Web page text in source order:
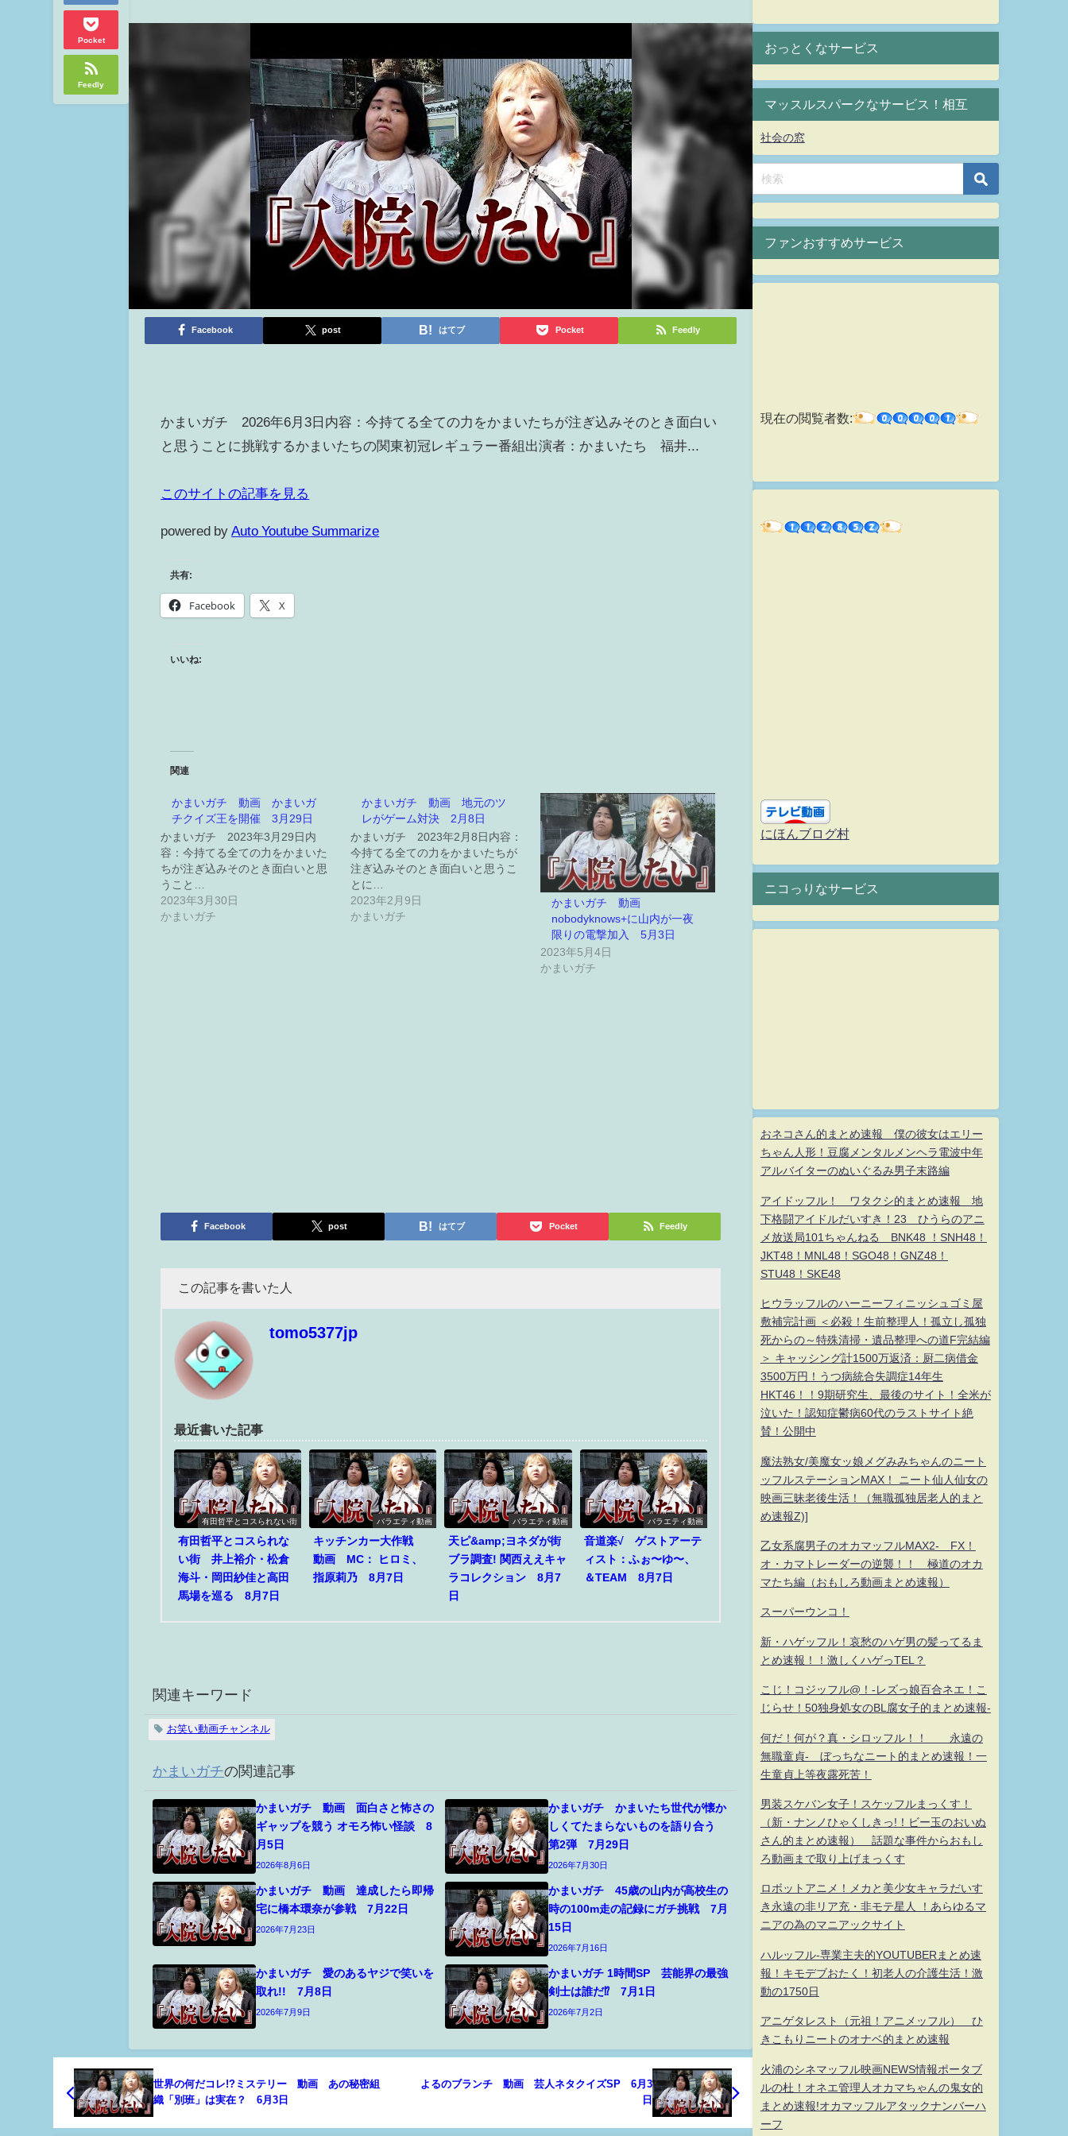
Pocket
Feedly
Facebook post はてブ Pocket Feedly
かまいガチ 2026年6月3日内容：今持てる全ての力をかまいたちが注ぎ込みそのとき面白い
と思うことに挑戦するかまいたちの関東初冠レギュラー番組出演者：かまいたち 福井...
このサイトの記事を見る
powered by Auto Youtube Summarize
共有:
Facebook X
いいね:
関連
かまいガチ 動画 かまいガ
チクイズ王を開催 3月29日
かまいガチ 2023年3月29日内
容：今持てる全ての力をかまいた
ちが注ぎ込みそのとき面白いと思
うこと…
2023年3月30日
かまいガチ
かまいガチ 動画 地元のツ
レがゲーム対決 2月8日
かまいガチ 2023年2月8日内容：
今持てる全ての力をかまいたちが
注ぎ込みそのとき面白いと思うこ
とに…
2023年2月9日
かまいガチ
かまいガチ 動画
nobodyknows+に山内が一夜
限りの電撃加入 5月3日
2023年5月4日
かまいガチ
Facebook post はてブ Pocket Feedly
この記事を書いた人
tomo5377jp
最近書いた記事
有田哲平とコスられない街
有田哲平とコスられな
い街 井上裕介・松倉
海斗・岡田紗佳と高田
馬場を巡る 8月7日
バラエティ動画
キッチンカー大作戦
動画 MC： ヒロミ、
指原莉乃 8月7日
バラエティ動画
天ピ&amp;ヨネダが街
ブラ調査! 関西ええキャ
ラコレクション 8月7
日
バラエティ動画
音道楽√ ゲストアーテ
ィスト：ふぉ〜ゆ〜、
＆TEAM 8月7日
関連キーワード
お笑い動画チャンネル
かまいガチの関連記事
かまいガチ 動画 面白さと怖さの
ギャップを競う オモろ怖い怪談 8
月5日
2026年8月6日
かまいガチ かまいたち世代が懐か
しくてたまらないものを語り合う
第2弾 7月29日
2026年7月30日
かまいガチ 動画 達成したら即帰
宅に橋本環奈が参戦 7月22日
2026年7月23日
かまいガチ 45歳の山内が高校生の
時の100m走の記録にガチ挑戦 7月
15日
2026年7月16日
かまいガチ 愛のあるヤジで笑いを
取れ!! 7月8日
2026年7月9日
かまいガチ 1時間SP 芸能界の最強
剣士は誰だ⁉ 7月1日
2026年7月2日
世界の何だコレ!?ミステリー 動画 あの秘密組
織「別班」は実在？ 6月3日
よるのブランチ 動画 芸人ネタクイズSP 6月3
日
おっとくなサービス
マッスルスパークなサービス！相互
社会の窓
ファンおすすめサービス
現在の閲覧者数:
にほんブログ村
ニコっりなサービス
おネコさん的まとめ速報 僕の彼女はエリー
ちゃん人形！豆腐メンタルメンヘラ電波中年
アルバイターのぬいぐるみ男子末路編
アイドッフル！ ワタクシ的まとめ速報 地
下格闘アイドルだいすき！23 ひうらのアニ
メ放送局101ちゃんねる BNK48 ！SNH48！
JKT48！MNL48！SGO48！GNZ48！
STU48！SKE48
ヒウラッフルのハーニーフィニッシュゴミ屋
敷補完計画 ＜必殺！生前整理人！孤立し孤独
死からの～特殊清掃・遺品整理への道F完結編
＞ キャッシング計1500万返済：厨二病借金
3500万円！うつ病統合失調症14年生
HKT46！！9期研究生、最後のサイト！全米が
泣いた！認知症鬱病60代のラストサイト絶
賛！公開中
魔法熟女/美魔女ッ娘メグみみちゃんのニート
ッフルステーションMAX！ ニート仙人仙女の
映画三昧老後生活！（無職孤独居老人的まと
め速報Z)]
乙女系腐男子のオカマッフルMAX2- FX！
オ・カマトレーダーの逆襲！！ 極道のオカ
マたち編（おもしろ動画まとめ速報）
スーパーウンコ！
新・ハゲッフル！哀愁のハゲ男の髪ってるま
とめ速報！！激しくハゲっTEL？
こじ！コジッフル@！-レズっ娘百合ネエ！こ
じらせ！50独身処女のBL腐女子的まとめ速報-
何だ！何が？真・シロッフル！！ 永遠の
無職童貞- ぼっちなニート的まとめ速報！一
生童貞上等夜露死苦！
男装スケバン女子！スケッフルまっくす！
（新・ナンノひゃくしきっ!！ビー玉のおいぬ
さん的まとめ速報） 話題な事件からおもし
ろ動画まで取り上げまっくす
ロボットアニメ！メカと美少女キャラだいす
き永遠の非リア充・非モテ星人 ！あらゆるマ
ニアの為のマニアックサイト
ハルッフル-専業主夫的YOUTUBERまとめ速
報！キモデブおたく！初老人の介護生活！激
動の1750日
アニゲタレスト（元祖！アニメッフル） ひ
きこもりニートのオナベ的まとめ速報
火浦のシネマッフル映画NEWS情報ポータブ
ルの杜！オネエ管理人オカマちゃんの鬼女的
まとめ速報!オカマッフルアタックナンバーハ
ーフ